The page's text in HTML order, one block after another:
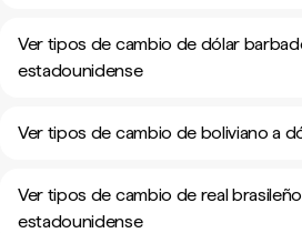
Ver tipos de cambio de dólar
estadounidense
Ver tipos de cambio de boliviano a
Ver tipos de cambio de real
estadounidense